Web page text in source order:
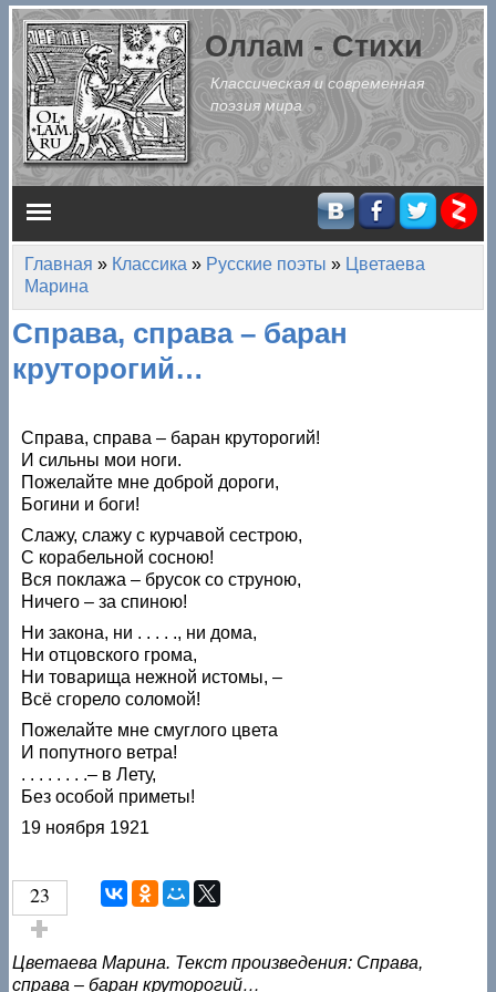
Перейти к основному содержанию
Оллам - Стихи
Классическая и современная
поэзия мира
Главное меню
Вы здесь
Главная » Классика » Русские поэты » Цветаева
Марина
Справа, справа – баран
круторогий…
Справа, справа – баран круторогий!
И сильны мои ноги.
Пожелайте мне доброй дороги,
Богини и боги!
Слажу, слажу с курчавой сестрою,
С корабельной сосною!
Вся поклажа – брусок со струною,
Ничего – за спиною!
Ни закона, ни . . . . ., ни дома,
Ни отцовского грома,
Ни товарища нежной истомы, –
Всё сгорело соломой!
Пожелайте мне смуглого цвета
И попутного ветра!
. . . . . . . .– в Лету,
Без особой приметы!
19 ноября 1921
23
Голос за!
Цветаева Марина. Текст произведения: Справа,
справа – баран круторогий…